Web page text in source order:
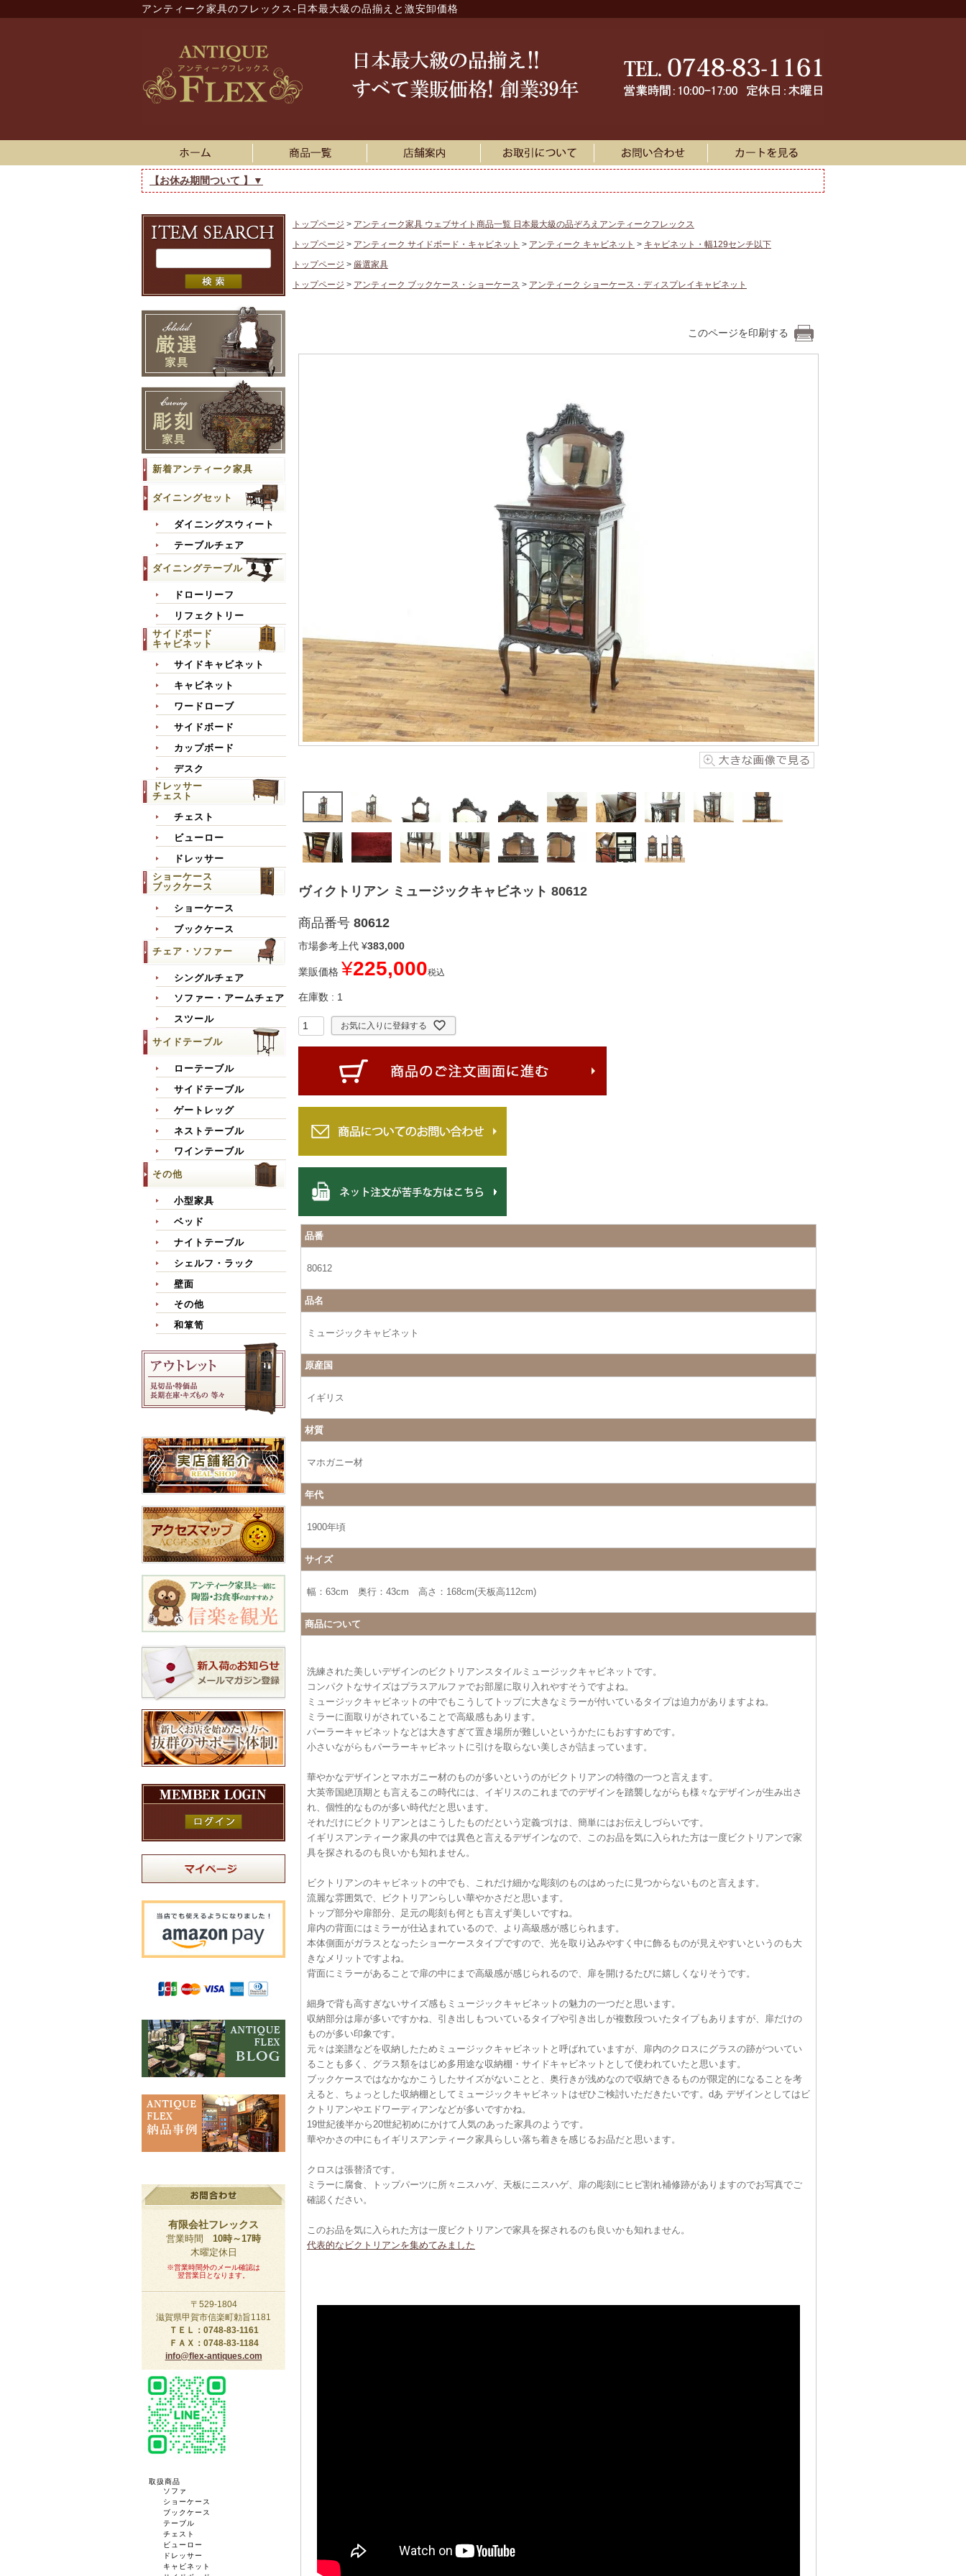
アンティーク家具のフレックス-日本最大級の品揃えと激安卸価格
【お休み期間ついて 】▼
新着アンティーク家具
ダイニングセット
ダイニングスウィート
テーブルチェア
ダイニングテーブル
ドローリーフ
リフェクトリー
サイドボード
キャビネット
サイドキャビネット
キャビネット
ワードローブ
サイドボード
カップボード
デスク
ドレッサー
チェスト
チェスト
ビューロー
ドレッサー
ショーケース
ブックケース
ショーケース
ブックケース
チェア・ソファー
シングルチェア
ソファー・アームチェア
スツール
サイドテーブル
ローテーブル
サイドテーブル
ゲートレッグ
ネストテーブル
ワインテーブル
その他
小型家具
ベッド
ナイトテーブル
シェルフ・ラック
壁面
その他
和箪笥
有限会社フレックス
営業時間 10時～17時
木曜定休日
※営業時間外のメール確認は
翌営業日となります。
〒529-1804
滋賀県甲賀市信楽町勅旨1181
ＴＥＬ：0748-83-1161
ＦＡＸ：0748-83-1184
info@flex-antiques.com
取扱商品
ソファ
ショーケース
ブックケース
テーブル
チェスト
ビューロー
ドレッサー
キャビネット
トップページ
アンティーク家具 ウェブサイト商品一覧 日本最大級の品ぞろえアンティークフレックス
トップページ
アンティーク サイドボード・キャビネット アンティーク キャビネット
キャビネット・幅129センチ以下
トップページ
厳選家具
トップページ
アンティーク ブックケース・ショーケース アンティーク ショーケース・ディスプレイキャビネット
このページを印刷する
ヴィクトリアン ミュージックキャビネット 80612
商品番号 80612
市場参考上代 ¥383,000
業販価格 ¥225,000税込
在庫数 1
お気に入りに登録する
品番
80612
品名
ミュージックキャビネット
原産国
イギリス
材質
マホガニー材
年代
1900年頃
サイズ
幅：63cm 奥行：43cm 高さ：168cm(天板高112cm)
商品について
洗練された美しいデザインのビクトリアンスタイルミュージックキャビネットです。
コンパクトなサイズはプラスアルファでお部屋に取り入れやすそうですよね。
ミュージックキャビネットの中でもこうしてトップに大きなミラーが付いているタイプは迫力がありますよね。
ミラーに面取りがされていることで高級感もあります。
パーラーキャビネットなどは大きすぎて置き場所が難しいというかたにもおすすめです。
小さいながらもパーラーキャビネットに引けを取らない美しさが詰まっています。
華やかなデザインとマホガニー材のものが多いというのがビクトリアンの特徴の一つと言えます。
大英帝国絶頂期とも言えるこの時代には、イギリスのこれまでのデザインを踏襲しながらも様々なデザインが生み出さ
れ、個性的なものが多い時代だと思います。
それだけにビクトリアンとはこうしたものだという定義づけは、簡単にはお伝えしづらいです。
イギリスアンティーク家具の中では異色と言えるデザインなので、このお品を気に入られた方は一度ビクトリアンで家
具を探されるのも良いかも知れません。
ビクトリアンのキャビネットの中でも、これだけ細かな彫刻のものはめったに見つからないものと言えます。
流麗な雰囲気で、ビクトリアンらしい華やかさだと思います。
トップ部分や扉部分、足元の彫刻も何とも言えず美しいですね。
扉内の背面にはミラーが仕込まれているので、より高級感が感じられます。
本体側面がガラスとなったショーケースタイプですので、光を取り込みやすく中に飾るものが見えやすいというのも大
きなメリットですよね。
背面にミラーがあることで扉の中にまで高級感が感じられるので、扉を開けるたびに嬉しくなりそうです。
細身で背も高すぎないサイズ感もミュージックキャビネットの魅力の一つだと思います。
収納部分は扉が多いですかね、引き出しもついているタイプや引き出しが複数段ついたタイプもありますが、扉だけの
ものが多い印象です。
元々は楽譜などを収納したためミュージックキャビネットと呼ばれていますが、扉内のクロスにグラスの跡がついてい
ることも多く、グラス類をはじめ多用途な収納棚・サイドキャビネットとして使われていたと思います。
ブックケースではなかなかこうしたサイズがないことと、奥行きが浅めなので収納できるものが限定的になることを考
えると、ちょっとした収納棚としてミュージックキャビネットはぜひご検討いただきたいです。dあ デザインとしてはビ
クトリアンやエドワーディアンなどが多いですかね。
19世紀後半から20世紀初めにかけて人気のあった家具のようです。
華やかさの中にもイギリスアンティーク家具らしい落ち着きを感じるお品だと思います。
クロスは張替済です。
ミラーに腐食、トップパーツに所々ニスハゲ、天板にニスハゲ、扉の彫刻にヒビ割れ補修跡がありますのでお写真でご
確認ください。
このお品を気に入られた方は一度ビクトリアンで家具を探されるのも良いかも知れません。
代表的なビクトリアンを集めてみました